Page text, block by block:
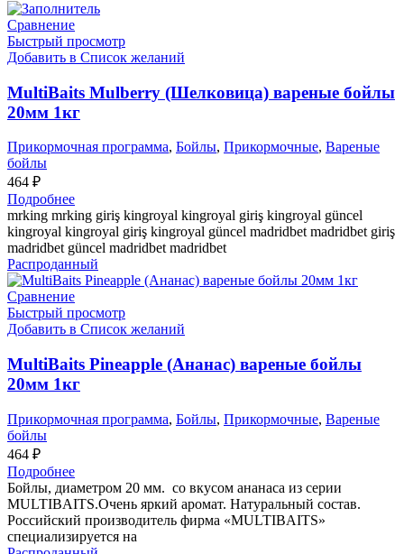
Сравнение
Быстрый просмотр
Добавить в Список желаний
MultiBaits Mulberry (Шелковица) вареные бойлы
20мм 1кг
Прикормочная программа, Бойлы, Прикормочные, Вареные
бойлы
464 ₽
Подробнее
mrking mrking giriş kingroyal kingroyal giriş kingroyal güncel
kingroyal kingroyal giriş kingroyal güncel madridbet madridbet giriş
madridbet güncel madridbet madridbet
Распроданный
Сравнение
Быстрый просмотр
Добавить в Список желаний
MultiBaits Pineapple (Ананас) вареные бойлы
20мм 1кг
Прикормочная программа, Бойлы, Прикормочные, Вареные
бойлы
464 ₽
Подробнее
Бойлы, диаметром 20 мм. со вкусом ананаса из серии
MULTIBAITS.Очень яркий аромат. Натуральный состав.
Российский производитель фирма «MULTIBAITS»
специализируется на